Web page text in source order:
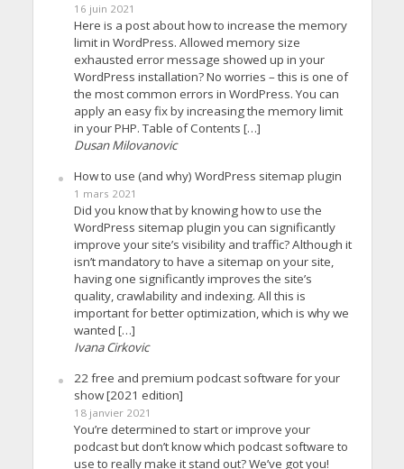
16 juin 2021
Here is a post about how to increase the memory
limit in WordPress. Allowed memory size
exhausted error message showed up in your
WordPress installation? No worries – this is one of
the most common errors in WordPress. You can
apply an easy fix by increasing the memory limit
in your PHP. Table of Contents […]
Dusan Milovanovic
How to use (and why) WordPress sitemap plugin
1 mars 2021
Did you know that by knowing how to use the
WordPress sitemap plugin you can significantly
improve your site’s visibility and traffic? Although it
isn’t mandatory to have a sitemap on your site,
having one significantly improves the site’s
quality, crawlability and indexing. All this is
important for better optimization, which is why we
wanted […]
Ivana Cirkovic
22 free and premium podcast software for your
show [2021 edition]
18 janvier 2021
You’re determined to start or improve your
podcast but don’t know which podcast software to
use to really make it stand out? We’ve got you!